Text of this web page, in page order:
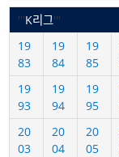
'''K리그'''
19
83
19
84
19
85
19
93
19
94
19
95
20
03
20
04
20
05